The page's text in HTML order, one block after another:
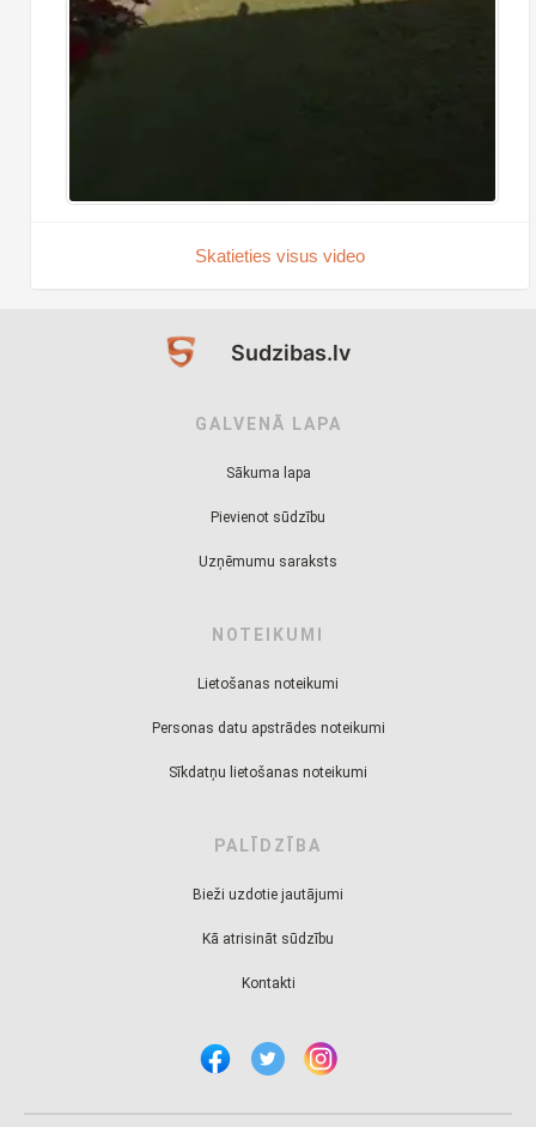
Skatieties visus video
Sudzibas.lv
GALVENĀ LAPA
Sākuma lapa
Pievienot sūdzību
Uzņēmumu saraksts
NOTEIKUMI
Lietošanas noteikumi
Personas datu apstrādes noteikumi
Sīkdatņu lietošanas noteikumi
PALĪDZĪBA
Bieži uzdotie jautājumi
Kā atrisināt sūdzību
Kontakti